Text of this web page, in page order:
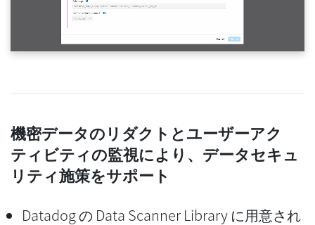
機密データのリダクトとユーザーアク
ティビティの監視により、データセキュ
リティ施策をサポート
Datadog の Data Scanner Library に用意され